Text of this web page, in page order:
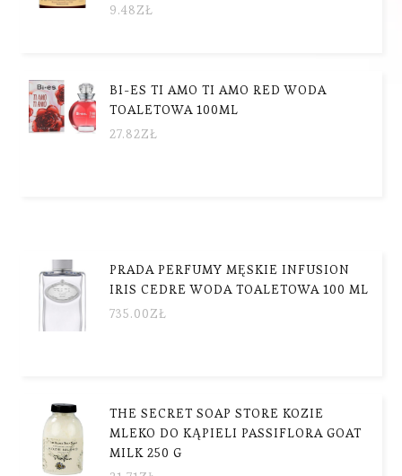
9.48ZŁ
BI-ES TI AMO TI AMO RED WODA
TOALETOWA 100ML
27.82ZŁ
PRADA PERFUMY MĘSKIE INFUSION
IRIS CEDRE WODA TOALETOWA 100 ML
735.00ZŁ
THE SECRET SOAP STORE KOZIE
MLEKO DO KĄPIELI PASSIFLORA GOAT
MILK 250 G